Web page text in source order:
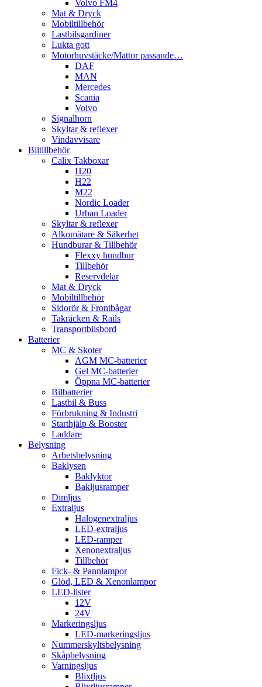
Volvo FM4
Mat & Dryck
Mobiltillbehör
Lastbilsgardiner
Lukta gott
Motorhuvstäcke/Mattor passande…
DAF
MAN
Mercedes
Scania
Volvo
Signalhorn
Skyltar & reflexer
Vindavvisare
Biltillbehör
Calix Takboxar
H20
H22
M22
Nordic Loader
Urban Loader
Skyltar & reflexer
Alkomätare & Säkerhet
Hundburar & Tillbehör
Flexxy hundbur
Tillbehör
Reservdelar
Mat & Dryck
Mobiltillbehör
Sidorör & Frontbågar
Takräcken & Rails
Transportbilsbord
Batterier
MC & Skoter
AGM MC-batterier
Gel MC-batterier
Öppna MC-batterier
Bilbatterier
Lastbil & Buss
Förbrukning & Industri
Starthjälp & Booster
Laddare
Belysning
Arbetsbelysning
Baklysen
Baklyktor
Bakljusramper
Dimljus
Extraljus
Halogenextraljus
LED-extraljus
LED-ramper
Xenonextraljus
Tillbehör
Fick- & Pannlampor
Glöd, LED & Xenonlampor
LED-lister
12V
24V
Markeringsljus
LED-markeringsljus
Nummerskyltsbelysning
Skåpbelysning
Varningsljus
Blixtljus